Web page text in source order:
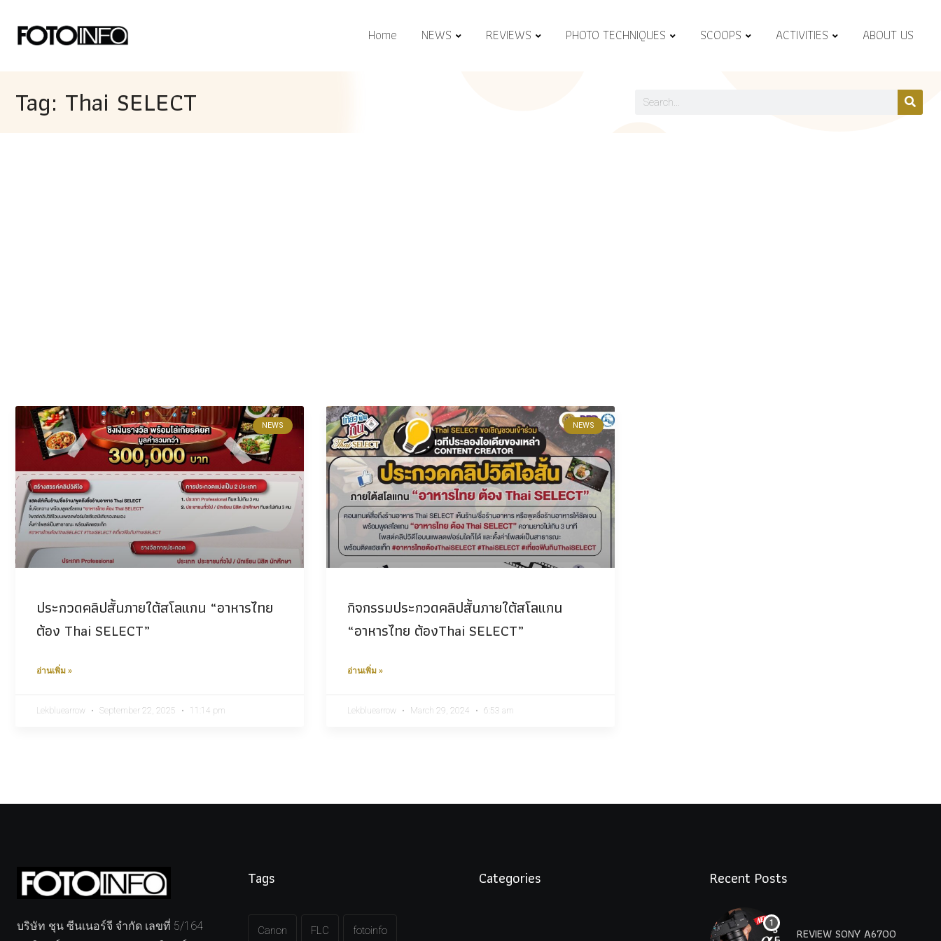
Home NEWS REVIEWS PHOTO TECHNIQUES SCOOPS ACTIVITIES ABOUT US
Tag: Thai SELECT
NEWS
ประกวดคลิปสั้นภายใต้สโลแกน “อาหารไทย
ต้อง Thai SELECT”
อ่านเพิ่ม »
Lekbluearrow September 22, 2025 11:14 pm
NEWS
กิจกรรมประกวดคลิปสั้นภายใต้สโลแกน
“อาหารไทย ต้องThai SELECT”
อ่านเพิ่ม »
Lekbluearrow March 29, 2024 6:53 am
บริษัท ชุน ซีนเนอร์จี จำกัด เลขที่ 5/164
Tags
Canon FLC fotoinfo
Categories Recent Posts
REVIEW SONY A6700